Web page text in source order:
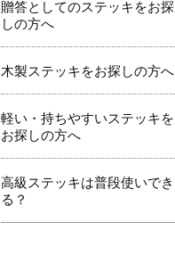
贈答としてのステッキをお探
しの方へ
木製ステッキをお探しの方へ
軽い・持ちやすいステッキを
お探しの方へ
高級ステッキは普段使いでき
る？